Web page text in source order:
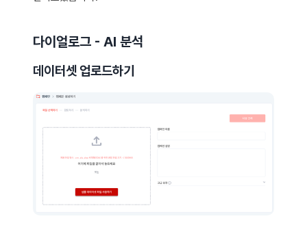
다이얼로그 - AI 분석
데이터셋 업로드하기